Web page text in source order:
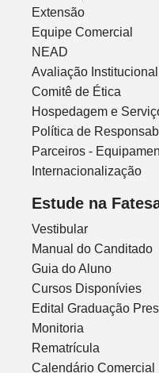
Extensão
Equipe Comercial
NEAD
Avaliação Institucional
Comitê de Ética
Hospedagem e
Política de
Parceiros -
Internacionalização
Estude na
Vestibular
Manual do Canditado
Guia do Aluno
Cursos Disponívies
Edital Graduação
Monitoria
Rematrícula
Calendário Comercial